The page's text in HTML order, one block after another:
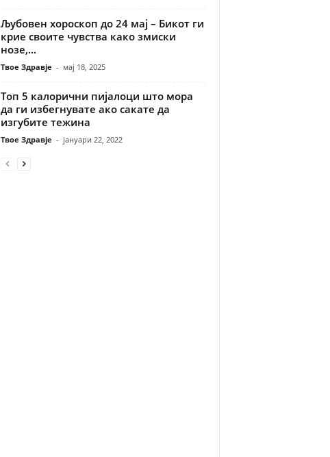
Љубовен хороскоп до 24 мај – Бикот ги
крие своите чувства како змиски
нозе,...
Твое Здравје - мај 18, 2025
Топ 5 калорични пијалоци што мора
да ги избегнувате ако сакате да
изгубите тежина
Твое Здравје - јануари 22, 2022